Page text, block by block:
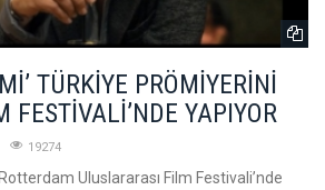
TÜRKİYE PRÖMİYERİNİ
FESTİVALİ’NDE YAPIYOR
19274
Uluslararası Film Festivali’nde